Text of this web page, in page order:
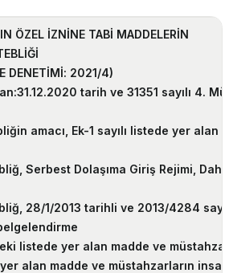
ÖZEL İZNİNE TABİ MADDELERİN
DENETİMİ: 2021/4)
tarih ve 31351 sayılı 4.
amacı, Ek-1 sayılı listede yer
Serbest Dolaşıma Giriş Rejimi,
28/1/2013 tarihli ve 2013/4284
listede yer alan madde ve
alan madde ve müstahzarların